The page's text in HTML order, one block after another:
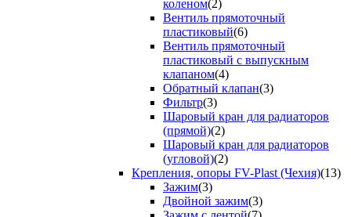
коленом(2)
Вентиль прямоточный
пластиковый(6)
Вентиль прямоточный
пластиковый с выпускным
клапаном(4)
Обратный клапан(3)
Фильтр(3)
Шаровый кран для радиаторов
(прямой)(2)
Шаровый кран для радиаторов
(угловой)(2)
Крепления, опоры FV-Plast (Чехия)(13)
Зажим(3)
Двойной зажим(3)